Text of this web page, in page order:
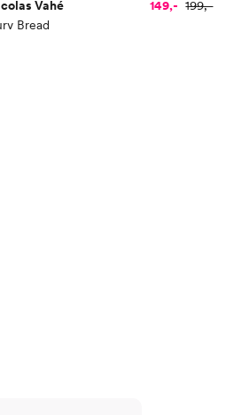
Vahé
Bread
149,- 199,-